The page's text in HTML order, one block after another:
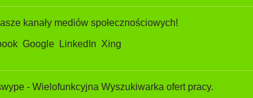
kanały mediów społecznościowych!
Google LinkedIn Xing
- Wielofunkcyjna Wyszukiwarka ofert pracy.